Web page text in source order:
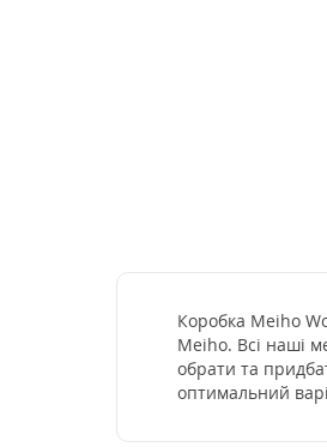
Коробка Meiho
Meiho. Всі наші
обрати та
оптимальний